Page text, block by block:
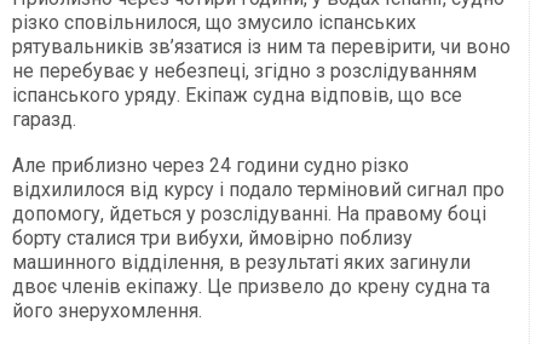
різко сповільнилося, що змусило іспанських
рятувальників зв’язатися із ним та перевірити, чи воно
не перебуває у небезпеці, згідно з розслідуванням
іспанського уряду. Екіпаж судна відповів, що все
гаразд.
Але приблизно через 24 години судно різко
відхилилося від курсу і подало терміновий сигнал про
допомогу, йдеться у розслідуванні. На правому боці
борту сталися три вибухи, ймовірно поблизу
машинного відділення, в результаті яких загинули
двоє членів екіпажу. Це призвело до крену судна та
його знерухомлення.